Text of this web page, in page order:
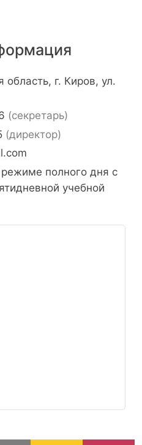
область, г. Киров, ул.
(секретарь)
(директор)
полного дня с
учебной